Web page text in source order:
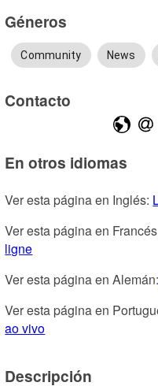
Géneros
Community News
Contacto
En otros idiomas
Ver esta página en Inglés:
Ver esta página en
ligne
Ver esta página en Alemán:
Ver esta página en
ao vivo
Descripción